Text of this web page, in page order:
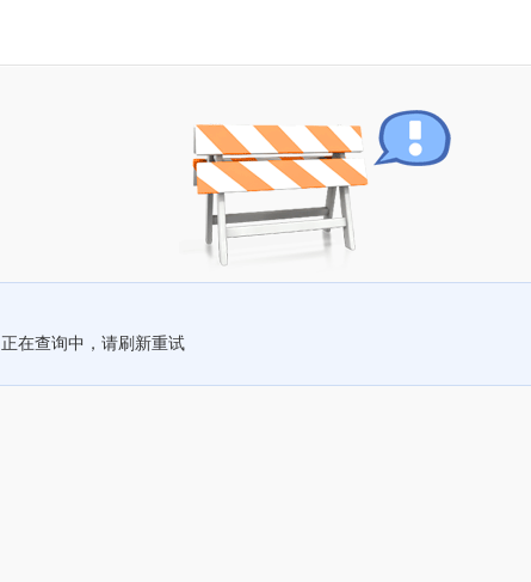
正在查询中，请刷新重试